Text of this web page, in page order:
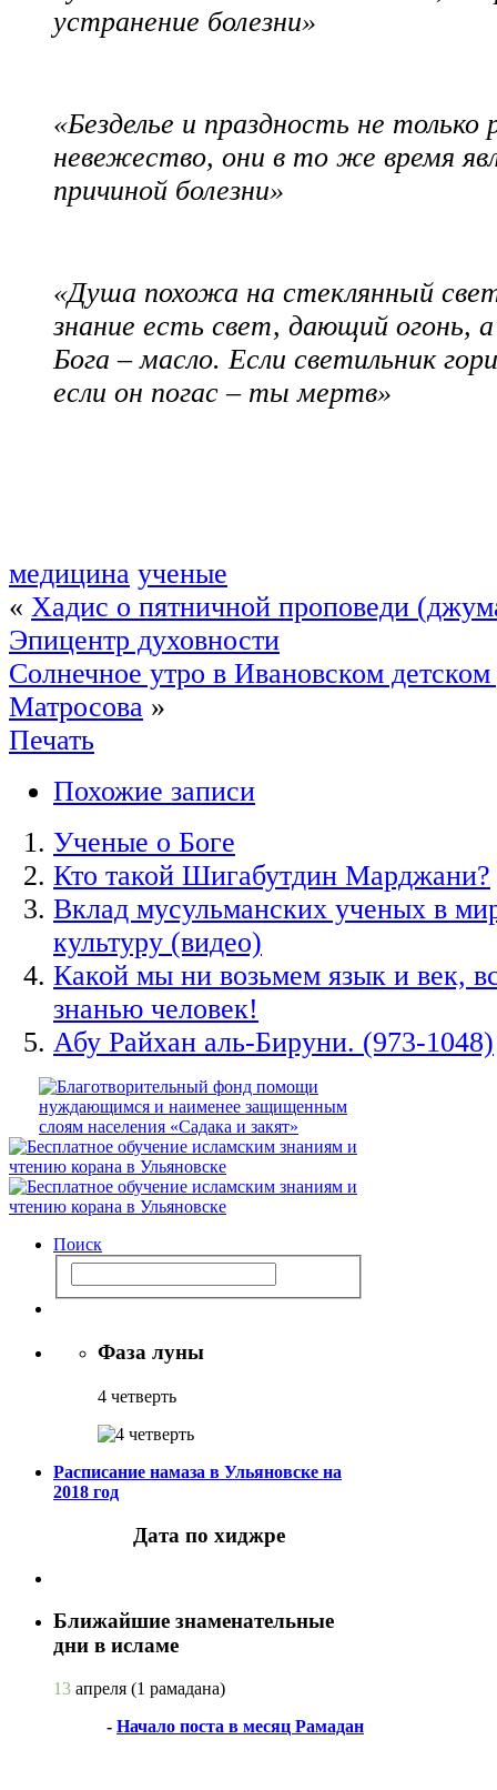
устранение болезни»
«Безделье и праздность не
невежество, они в то же время
причиной болезни»
«Душа похожа на стеклянный
знание есть свет, дающий огонь,
Бога ‒ масло. Если светильник
если он погас ‒ ты мертв»
медицина ученые
« Хадис о пятничной проповеди
Эпицентр духовности
Солнечное утро в Ивановском
Матросова »
Печать
Похожие записи
Ученые о Боге
Кто такой Шигабутдин Марджани?
Вклад мусульманских ученых в
культуру (видео)
Какой мы ни возьмем язык и век,
знанью человек!
Абу Райхан аль-Бируни. (973-1048)
Поиск
Фаза луны
4 четверть
Расписание намаза в Ульяновске на
2018 год
Дата по хиджре
Ближайшие знаменательные
дни в исламе
13 апреля (1 рамадана)
- Начало поста в месяц Рамадан